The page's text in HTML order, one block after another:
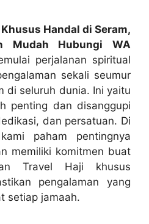
Handal di Seram,
Mudah Hubungi WA
perjalanan spiritual
sekali seumur
di seluruh dunia. Ini yaitu
penting dan disanggupi
dan persatuan. Di
paham pentingnya
memiliki komitmen buat
Travel Haji khusus
pengalaman yang
setiap jamaah.